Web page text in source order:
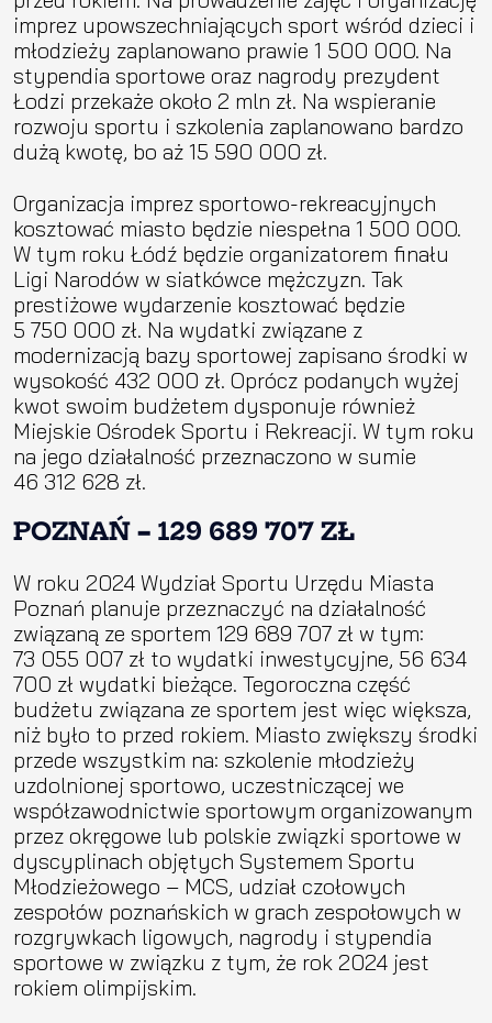
imprez upowszechniających sport wśród dzieci i
młodzieży zaplanowano prawie 1 500 000. Na
stypendia sportowe oraz nagrody prezydent
Łodzi przekaże około 2 mln zł. Na wspieranie
rozwoju sportu i szkolenia zaplanowano bardzo
dużą kwotę, bo aż 15 590 000 zł.
Organizacja imprez sportowo-rekreacyjnych
kosztować miasto będzie niespełna 1 500 000.
W tym roku Łódź będzie organizatorem finału
Ligi Narodów w siatkówce mężczyzn. Tak
prestiżowe wydarzenie kosztować będzie
5 750 000 zł. Na wydatki związane z
modernizacją bazy sportowej zapisano środki w
wysokość 432 000 zł. Oprócz podanych wyżej
kwot swoim budżetem dysponuje również
Miejskie Ośrodek Sportu i Rekreacji. W tym roku
na jego działalność przeznaczono w sumie
46 312 628 zł.
POZNAŃ – 129 689 707 ZŁ
W roku 2024 Wydział Sportu Urzędu Miasta
Poznań planuje przeznaczyć na działalność
związaną ze sportem 129 689 707 zł w tym:
73 055 007 zł to wydatki inwestycyjne, 56 634
700 zł wydatki bieżące. Tegoroczna część
budżetu związana ze sportem jest więc większa,
niż było to przed rokiem. Miasto zwiększy środki
przede wszystkim na: szkolenie młodzieży
uzdolnionej sportowo, uczestniczącej we
współzawodnictwie sportowym organizowanym
przez okręgowe lub polskie związki sportowe w
dyscyplinach objętych Systemem Sportu
Młodzieżowego – MCS, udział czołowych
zespołów poznańskich w grach zespołowych w
rozgrywkach ligowych, nagrody i stypendia
sportowe w związku z tym, że rok 2024 jest
rokiem olimpijskim.